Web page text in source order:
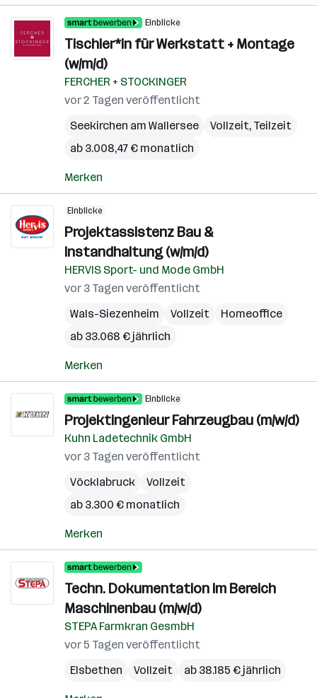
Einblicke
Tischler*in für Werkstatt + Montage
(w/m/d)
FERCHER + STOCKINGER
vor 2 Tagen veröffentlicht
Seekirchen am Wallersee
Vollzeit, Teilzeit
ab 3.008,47 € monatlich
Merken
Einblicke
Projektassistenz Bau &
Instandhaltung (w/m/d)
HERVIS Sport- und Mode GmbH
vor 3 Tagen veröffentlicht
Wals-Siezenheim
Vollzeit
Homeoffice
ab 33.068 € jährlich
Merken
Einblicke
Projektingenieur Fahrzeugbau (m/w/d)
Kuhn Ladetechnik GmbH
vor 3 Tagen veröffentlicht
Vöcklabruck
Vollzeit
ab 3.300 € monatlich
Merken
Techn. Dokumentation im Bereich
Maschinenbau (m/w/d)
STEPA Farmkran GesmbH
vor 5 Tagen veröffentlicht
Elsbethen
Vollzeit ab 38.185 € jährlich